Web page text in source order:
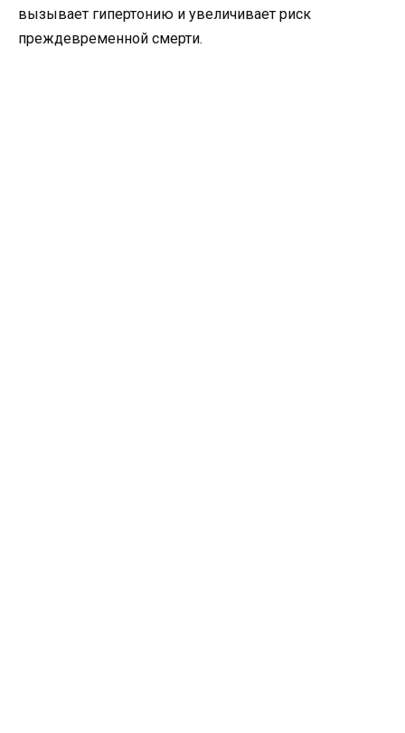
вызывает гипертонию и увеличивает риск
преждевременной смерти.